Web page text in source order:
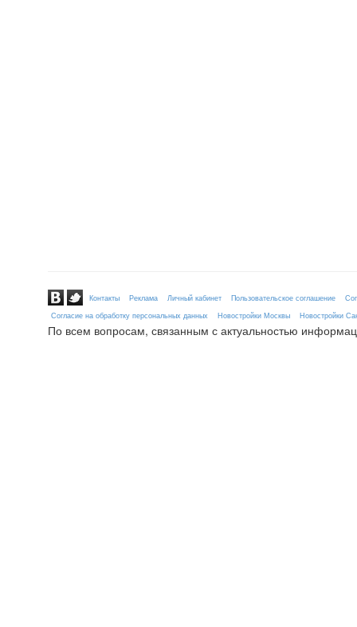
Контакты Реклама Личный кабинет Пользовательское соглашение
Согласие на обработку персональных данных
Новостройки Москвы Новостройки
По всем вопросам, связанным с актуальностью